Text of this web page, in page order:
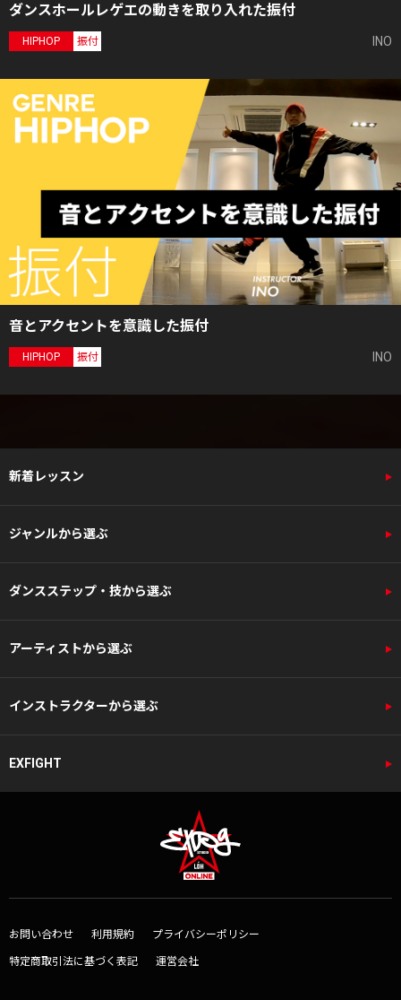
ダンスホールレゲエの動きを取り入れた振付
HIPHOP 振付 INO
音とアクセントを意識した振付
HIPHOP 振付 INO
新着レッスン
ジャンルから選ぶ
ダンスステップ・技から選ぶ
アーティストから選ぶ
インストラクターから選ぶ
EXFIGHT
お問い合わせ 利用規約 プライバシーポリシー
特定商取引法に基づく表記 運営会社